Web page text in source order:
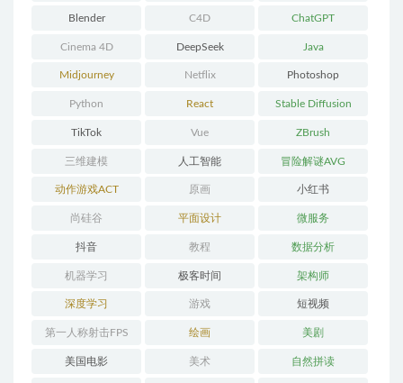
Blender C4D ChatGPT
Cinema 4D DeepSeek Java
Midjourney Netflix Photoshop
Python React Stable Diffusion
TikTok Vue ZBrush
三维建模 人工智能 冒险解谜AVG
动作游戏ACT 原画 小红书
尚硅谷 平面设计 微服务
抖音 教程 数据分析
机器学习 极客时间 架构师
深度学习 游戏 短视频
第一人称射击FPS 绘画 美剧
美国电影 美术 自然拼读